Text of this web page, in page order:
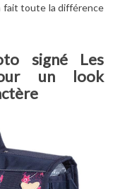
fait toute la différence
signé Les
un look